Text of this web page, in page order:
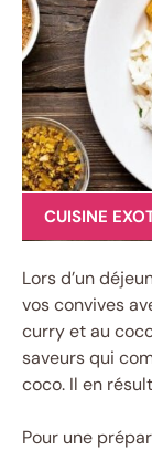
CUISINE
Lors d’un
vos convives
curry et au
saveurs qui
coco. Il en
Pour une